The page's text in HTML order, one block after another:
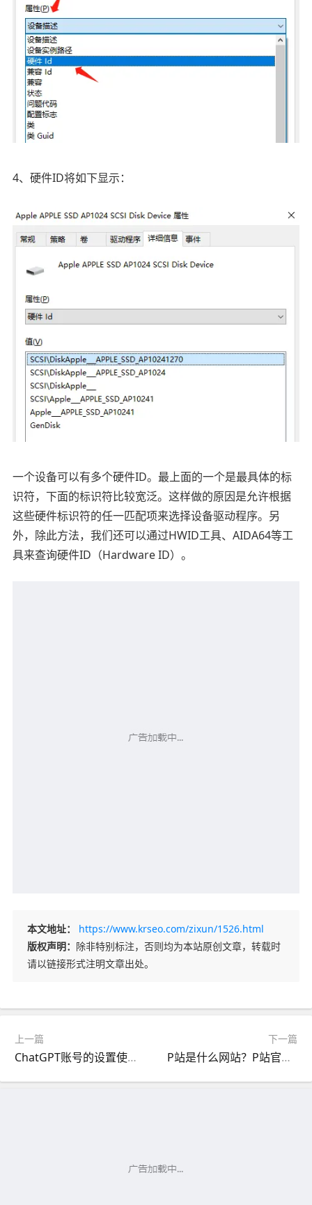
4、硬件ID将如下显示：
一个设备可以有多个硬件ID。最上面的一个是最具体的标
识符，下面的标识符比较宽泛。这样做的原因是允许根据
这些硬件标识符的任一匹配项来选择设备驱动程序。另
外，除此方法，我们还可以通过HWID工具、AIDA64等工
具来查询硬件ID（Hardware ID）。
本文地址：
https://www.krseo.com/zixun/1526.html
版权声明： 除非特别标注，否则均为本站原创文章，转载时
请以链接形式注明文章出处。
上一篇
ChatGPT账号的设置使用与独享号购买
下一篇
P站是什么网站？P站官网网址入口